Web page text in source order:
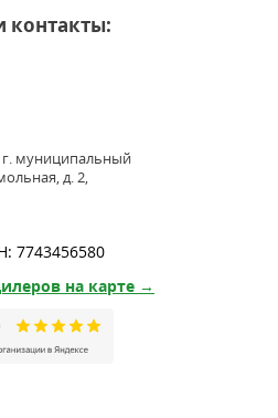
контакты:
г. муниципальный
д. 2,
7743456580
на карте →